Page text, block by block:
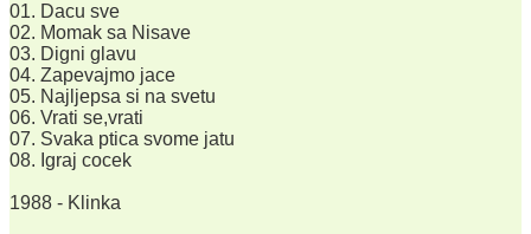
01. Dacu sve
02. Momak sa Nisave
03. Digni glavu
04. Zapevajmo jace
05. Najljepsa si na svetu
06. Vrati se,vrati
07. Svaka ptica svome jatu
08. Igraj cocek
1988 - Klinka